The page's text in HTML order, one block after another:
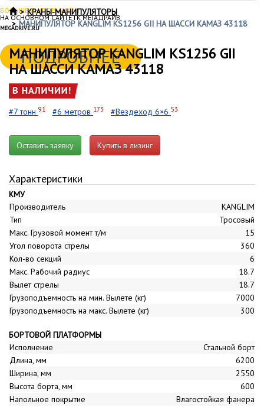
БОЛЬШЕ ИНФОРМАЦИИ
НА ОСНОВНОМ САЙТЕ ГК МЕГАДРАЙВ
MEGADRIVE.RU
ПОДРОБНЕЕ
КРАНЫ-МАНИПУЛЯТОРЫ
МАНИПУЛЯТОР KANGLIM KS1256 GII НА ШАССИ КАМАЗ 43118
МАНИПУЛЯТОР KANGLIM KS1256 GII
НА ШАССИ КАМАЗ 43118
#7 тонн 91 #6 метров 173 #Вездеход 6×6 53
Оставить заявку Купить в лизинг
Характеристики
КМУ
Производитель
KANGLIM
Тип
Тросовый
Макс. Грузовой момент т/м
15
Угол поворота стрелы
360
Кол-во секций
6
Макс. Рабочий радиус
18.7
Вылет стрелы
18.7
Грузоподъемность на мин. Вылете (кг)
7000
Грузоподъемность на макс. Вылете (кг)
300
БОРТОВОЙ ПЛАТФОРМЫ
Исполнение
Стальной борт
Длина, мм
6200
Ширина, мм
2550
Высота борта, мм
600
Напольное покрытие
Влагостойкая фанера